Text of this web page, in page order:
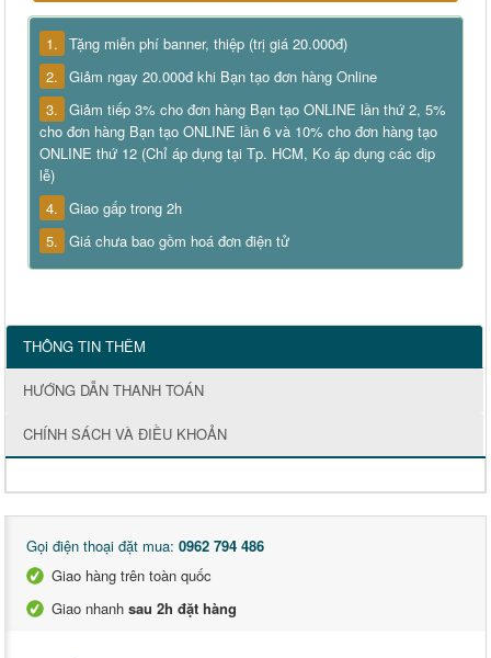
1. Tặng miễn phí banner, thiệp (trị giá 20.000đ)
2. Giảm ngay 20.000đ khi Bạn tạo đơn hàng Online
3. Giảm tiếp 3% cho đơn hàng Bạn tạo ONLINE lần thứ 2, 5%
cho đơn hàng Bạn tạo ONLINE lần 6 và 10% cho đơn hàng tạo
ONLINE thứ 12 (Chỉ áp dụng tại Tp. HCM, Ko áp dụng các dịp
lễ)
4. Giao gấp trong 2h
5. Giá chưa bao gồm hoá đơn điện tử
THÔNG TIN THÊM
HƯỚNG DẪN THANH TOÁN
CHÍNH SÁCH VÀ ĐIỀU KHOẢN
Gọi điện thoại đặt mua: 0962 794 486
Giao hàng trên toàn quốc
Giao nhanh sau 2h đặt hàng